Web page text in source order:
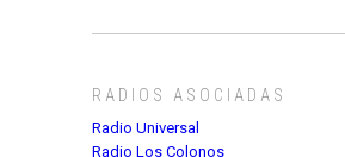
RADIOS ASOCIADAS
Radio Universal
Radio Los Colonos